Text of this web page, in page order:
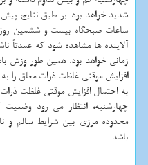
شدید خواهد بود. بر طبق نتایج
آلاینده ها مشاهده شود كه عمدتاً
زمانی خواهد بود. همین طور وزش
افزایش موقتی غلظت ذرات معلق را
به احتمال افزایش موقتی غلظت
چهارشنبه، انتظار می رود
محدوده مرزی بین شرایط سالم و
باشد.